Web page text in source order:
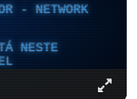
- NETWORK
NESTE